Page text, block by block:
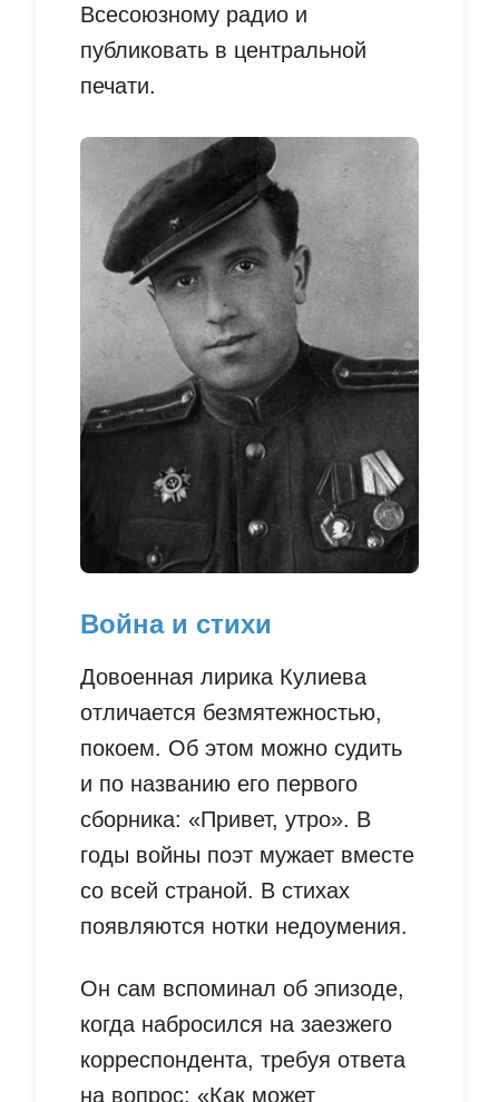
Всесоюзному радио и
публиковать в центральной
печати.
Война и стихи
Довоенная лирика Кулиева
отличается безмятежностью,
покоем. Об этом можно судить
и по названию его первого
сборника: «Привет, утро». В
годы войны поэт мужает вместе
со всей страной. В стихах
появляются нотки недоумения.
Он сам вспоминал об эпизоде,
когда набросился на заезжего
корреспондента, требуя ответа
на вопрос: «Как может